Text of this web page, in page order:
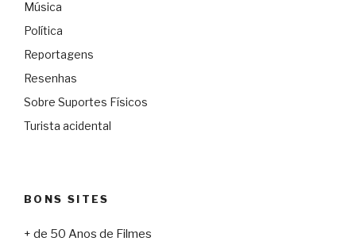
Música
Política
Reportagens
Resenhas
Sobre Suportes Físicos
Turista acidental
BONS SITES
+ de 50 Anos de Filmes